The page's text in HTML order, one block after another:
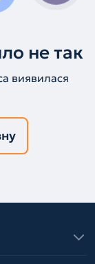
не так
виявилася